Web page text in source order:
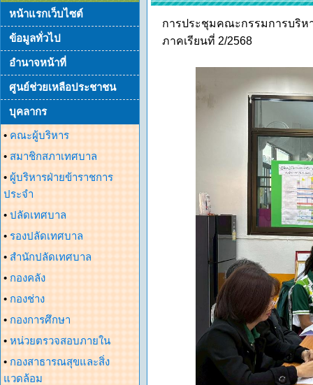
หน้าแรกเว็บไซต์
ข้อมูลทั่วไป
อำนาจหน้าที่
ศูนย์ช่วยเหลือประชาชน
บุคลากร
• คณะผู้บริหาร
• สมาชิกสภาเทศบาล
• ผู้บริหารฝ่ายข้าราชการ
ประจำ
• ปลัดเทศบาล
• รองปลัดเทศบาล
• สำนักปลัดเทศบาล
• กองคลัง
• กองช่าง
• กองการศึกษา
• หน่วยตรวจสอบภายใน
• กองสาธารณสุขและสิ่ง
แวดล้อม
การประชุมคณะกรรมการบริห
ภาคเรียนที่ 2/2568